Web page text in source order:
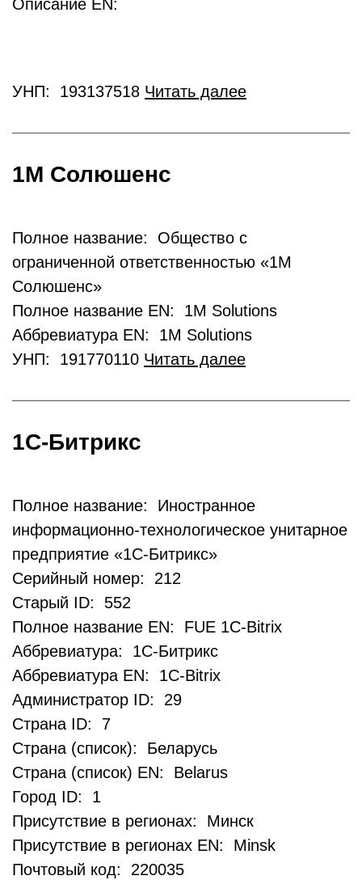
Описание EN:
УНП: 193137518 Читать далее
1М Солюшенс
Полное название: Общество с
ограниченной ответственностью «1М
Солюшенс»
Полное название EN: 1M Solutions
Аббревиатура EN: 1M Solutions
УНП: 191770110 Читать далее
1С-Битрикс
Полное название: Иностранное
информационно-технологическое унитарное
предприятие «1С-Битрикс»
Серийный номер: 212
Старый ID: 552
Полное название EN: FUE 1C-Bitrix
Аббревиатура: 1С-Битрикс
Аббревиатура EN: 1C-Bitrix
Администратор ID: 29
Страна ID: 7
Страна (список): Беларусь
Страна (список) EN: Belarus
Город ID: 1
Присутствие в регионах: Минск
Присутствие в регионах EN: Minsk
Почтовый код: 220035